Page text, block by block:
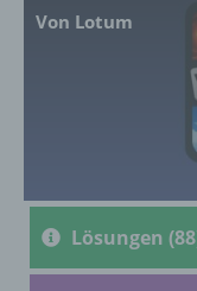
Von Lotum
Lösungen
kulturellen
b)
Betroffene